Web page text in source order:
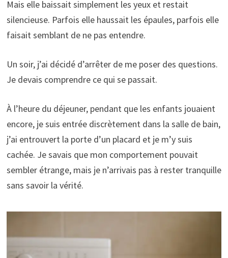
Mais elle baissait simplement les yeux et restait
silencieuse. Parfois elle haussait les épaules, parfois elle
faisait semblant de ne pas entendre.
Un soir, j’ai décidé d’arrêter de me poser des questions.
Je devais comprendre ce qui se passait.
À l’heure du déjeuner, pendant que les enfants jouaient
encore, je suis entrée discrètement dans la salle de bain,
j’ai entrouvert la porte d’un placard et je m’y suis
cachée. Je savais que mon comportement pouvait
sembler étrange, mais je n’arrivais pas à rester tranquille
sans savoir la vérité.